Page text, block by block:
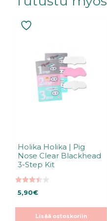
Holika Holika | Pig
Nose Clear Blackhead
3-Step Kit
3.45
5:stä
5,90€
Lisää ostoskoriin